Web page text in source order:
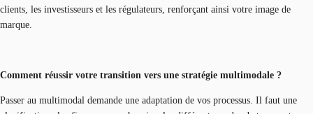
clients, les investisseurs et les régulateurs, renforçant ainsi votre image de
marque.
Comment réussir votre transition vers une stratégie multimodale ?
Passer au multimodal demande une adaptation de vos processus. Il faut une